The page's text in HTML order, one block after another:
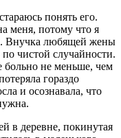
понять его.
меня, потому что я
Внучка любящей жены
чистой случайности.
не меньше, чем
гораздо
и осознавала, что
в деревне, покинутая